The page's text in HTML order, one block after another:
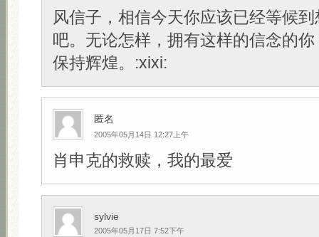
风信子，相信今天你应该已经等候
吧。无论怎样，拥有这样的信念的
保持辉煌。:xixi:
匿名
2005年05月14日 12:27上午
肖申克的救赎，我的最爱
sylvie
2005年05月17日 7:52下午